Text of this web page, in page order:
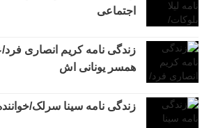
اجتماعی
زندگی نامه کریم انصاری
همسر یونانی اش
زندگی نامه سینا سرلک/